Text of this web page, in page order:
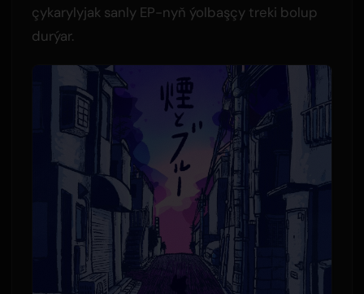
çykarylyjak sanly EP-nyň ýolbaşçy treki bolup
durýar.